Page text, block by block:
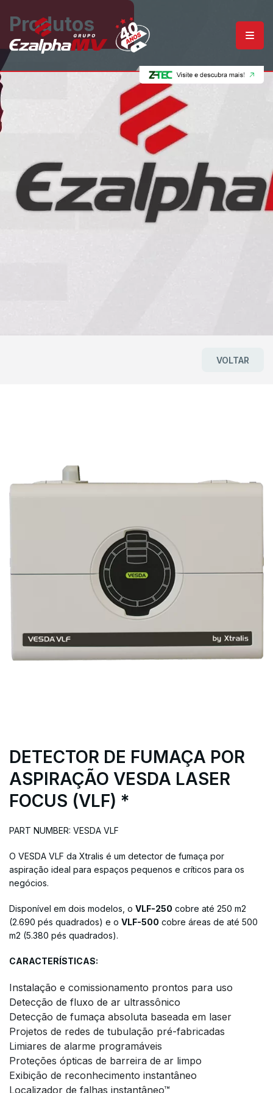
Produtos
VOLTAR
DETECTOR DE FUMAÇA POR
ASPIRAÇÃO VESDA LASER
FOCUS (VLF) *
PART NUMBER: VESDA VLF
O VESDA VLF da Xtralis é um detector de fumaça por
aspiração ideal para espaços pequenos e críticos para os
negócios.
Disponível em dois modelos, o VLF-250 cobre até 250 m2
(2.690 pés quadrados) e o VLF-500 cobre áreas de até 500
m2 (5.380 pés quadrados).
CARACTERÍSTICAS:
Instalação e comissionamento prontos para uso
Detecção de fluxo de ar ultrassônico
Detecção de fumaça absoluta baseada em laser
Projetos de redes de tubulação pré-fabricadas
Limiares de alarme programáveis
Proteções ópticas de barreira de ar limpo
Exibição de reconhecimento instantâneo
Localizador de falhas instantâneo™